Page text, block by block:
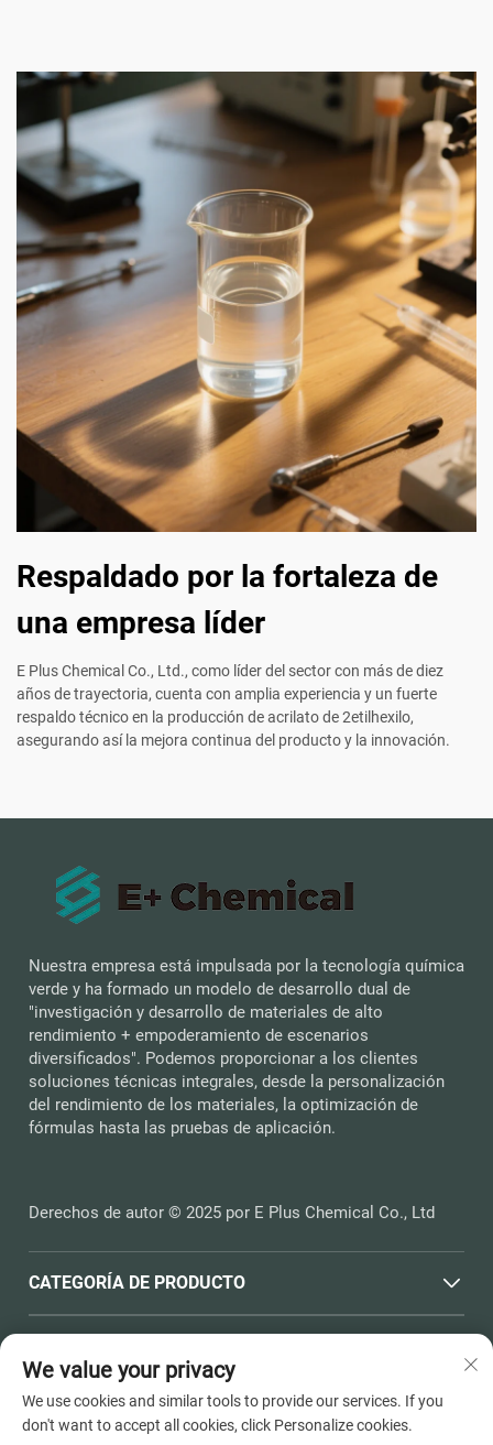
Respaldado por la fortaleza de
una empresa líder
E Plus Chemical Co., Ltd., como líder del sector con más de diez
años de trayectoria, cuenta con amplia experiencia y un fuerte
respaldo técnico en la producción de acrilato de 2etilhexilo,
asegurando así la mejora continua del producto y la innovación.
Nuestra empresa está impulsada por la tecnología química
verde y ha formado un modelo de desarrollo dual de
"investigación y desarrollo de materiales de alto
rendimiento + empoderamiento de escenarios
diversificados". Podemos proporcionar a los clientes
soluciones técnicas integrales, desde la personalización
del rendimiento de los materiales, la optimización de
fórmulas hasta las pruebas de aplicación.
Derechos de autor © 2025 por E Plus Chemical Co., Ltd
CATEGORÍA DE PRODUCTO
INFORMACIÓN DE CONTACTO
We value your privacy
We use cookies and similar tools to provide our services. If you
don't want to accept all cookies, click Personalize cookies.